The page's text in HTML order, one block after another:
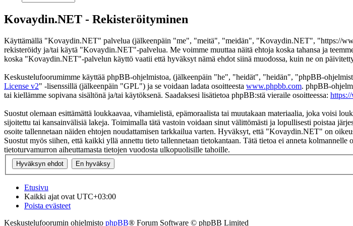
Kovaydin.NET - Rekisteröityminen
Käyttämällä "Kovaydin.NET" palvelua (jälkeenpäin "me", "meitä", "meidän", "Kovaydin.NET", "https://
rekisteröidy ja/tai käytä "Kovaydin.NET"-palvelua. Me voimme muuttaa näitä ehtoja koska tahansa ja
koska "Kovaydin.NET"-palvelun käyttö vaatii että hyväksyt nämä ehdot siinä muodossa, kuin ne on
Keskustelufoorumimme käyttää phpBB-ohjelmistoa, (jälkeenpäin "he", "heidät", "heidän", "phpBB-
License v2" -lisenssillä (jälkeenpäin "GPL") ja se voidaan ladata osoitteesta www.phpbb.com. phpBB-
tai kiellämme sopivana sisältönä ja/tai käytöksenä. Saadaksesi lisätietoa phpBB:stä vieraile osoitteessa:
Suostut olemaan esittämättä loukkaavaa, vihamielistä, epämoraalista tai muutakaan materiaalia, joka voisi
sijoitettu tai kansainvälisiä lakeja. Toimimalla tätä vastoin voidaan sinut välittömästi ja lopullisesti poistaa
osoite tallennetaan näiden ehtojen noudattamisen tarkkailua varten. Hyväksyt, että "Kovaydin.NET" on
Suostut myös siihen, että kaikki yllä annettu tieto tallennetaan tietokantaan. Tätä tietoa ei anneta
tietoturvamurron aiheuttamasta tietojen vuodosta ulkopuolisille tahoille.
Etusivu
Kaikki ajat ovat UTC+03:00
Poista evästeet
Keskustelufoorumin ohjelmisto phpBB® Forum Software © phpBB Limited